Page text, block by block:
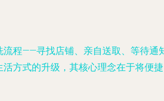
流程——寻找店铺、亲自送取、等待
方式的升级，其核心理念在于将便